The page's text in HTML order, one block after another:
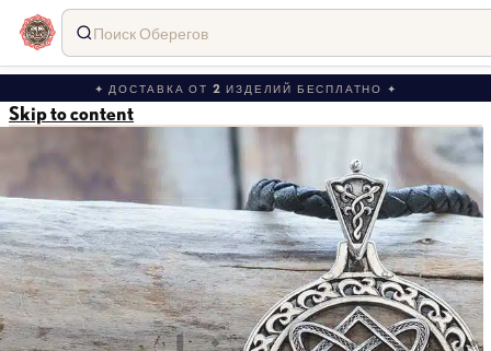
✦ ДОСТАВКА ОТ 2 ИЗДЕЛИЙ БЕСПЛАТНО ✦
Skip to content
Поиск Оберегов